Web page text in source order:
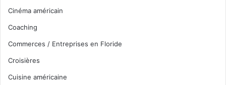
Cinéma américain
Coaching
Commerces / Entreprises en Floride
Croisières
Cuisine américaine